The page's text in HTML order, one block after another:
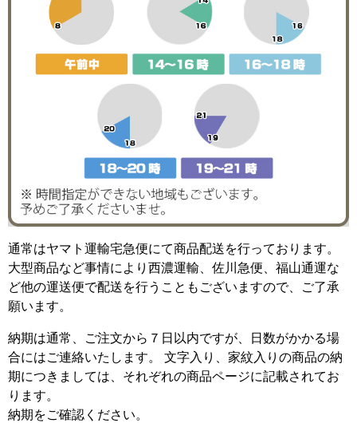
通常はヤマト運輸宅急便にて商品配送を行っております。
大型商品など事情により西濃運輸、佐川急便、福山通運な
ど他の運送便で配送を行うこともございますので、ご了承
願います。
納期は通常、ご注文から７日以内ですが、日数がかかる場
合にはご連絡いたします。 文字入り、家紋入りの商品の納
期につきましては、それぞれの商品ページに記載されてお
ります。
納期をご確認ください。